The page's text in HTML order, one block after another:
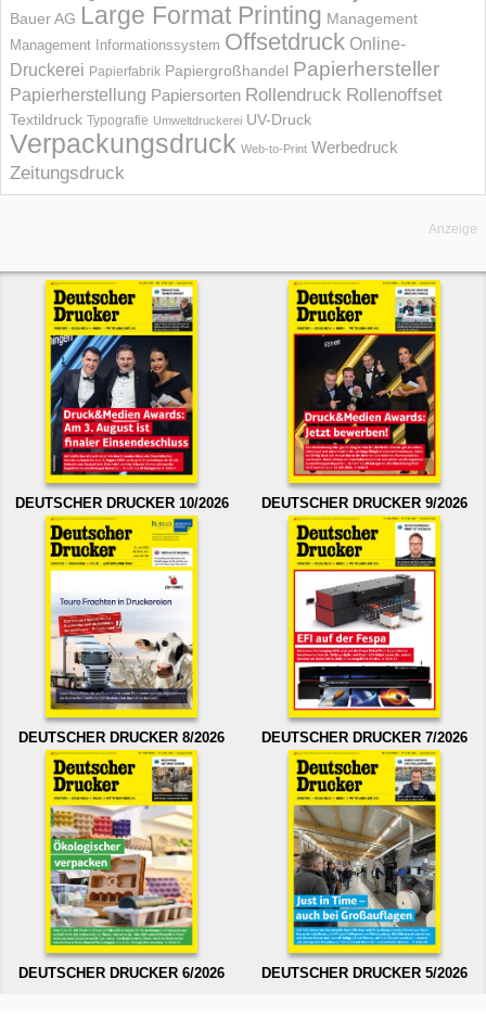
Bauer AG Large Format Printing Management
Management Informations­system Offsetdruck Online-
Druckerei Papierfabrik Papiergroßhandel Papierhersteller
Papierherstellung Papiersorten Rollendruck Rollenoffset
Textildruck Typografie Umweltdruckerei UV-Druck
Verpackungsdruck Web-to-Print Werbedruck
Zeitungsdruck
Anzeige
DEUTSCHER DRUCKER 10/2026 DEUTSCHER DRUCKER 9/2026
DEUTSCHER DRUCKER 8/2026 DEUTSCHER DRUCKER 7/2026
DEUTSCHER DRUCKER 6/2026 DEUTSCHER DRUCKER 5/2026